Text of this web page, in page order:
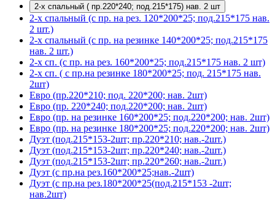
2-х спальный ( пр.220*240; под.215*175) нав. 2 шт
2-х спальный (с пр. на рез. 120*200*25; под.215*175 нав.
2 шт.)
2-х спальный (с пр. на резинке 140*200*25; под.215*175
нав. 2 шт.)
2-х сп. (с пр. на рез. 160*200*25; под.215*175 нав. 2 шт)
2-х сп. ( с пр.на резинке 180*200*25; под. 215*175 нав.
2шт)
Евро (пр.220*210; под. 220*200; нав. 2шт)
Евро (пр. 220*240; под.220*200; нав. 2шт)
Евро (пр. на резинке 160*200*25; под.220*200; нав. 2шт)
Евро (пр. на резинке 180*200*25; под.220*200; нав. 2шт)
Дуэт (под.215*153-2шт; пр.220*210; нав.-2шт.)
Дуэт (под.215*153-2шт; пр.220*240; нав.-2шт.)
Дуэт (под.215*153-2шт; пр.220*260; нав.-2шт.)
Дуэт (с пр.на рез.160*200*25;нав.-2шт)
Дуэт (с пр.на рез.180*200*25(под.215*153 -2шт;
нав.2шт)